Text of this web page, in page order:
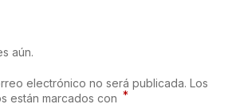
aún.
electrónico no será publicada. Los
están marcados con *